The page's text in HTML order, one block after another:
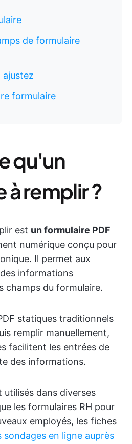
de formulaire
ajustez
formulaire
qu'un
à remplir ?
est un formulaire PDF
numérique conçu pour
Il permet aux
informations
champs du formulaire.
statiques traditionnels
remplir manuellement,
facilitent les entrées de
des informations.
dans diverses
les formulaires RH pour
employés, les fiches
sondages en ligne auprès